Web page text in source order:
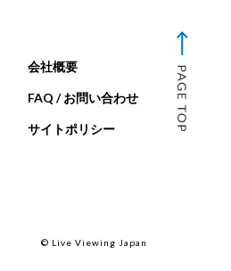
会社概要
FAQ / お問い合わせ
サイトポリシー
© Live Viewing Japan